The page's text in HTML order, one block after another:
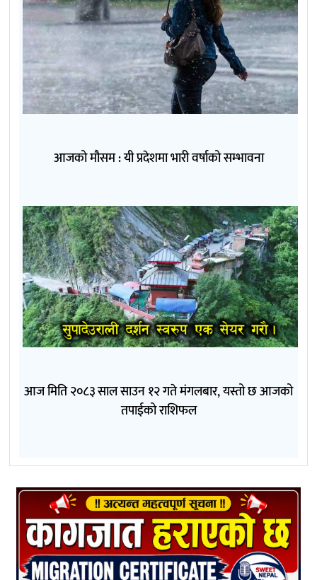
आजको मौसम : यी प्रदेशमा भारी वर्षाको सम्भावना
आज मिति २०८३ साल साउन १२ गते मंगलबार, यस्तो छ आजको
तपाईको राशिफल